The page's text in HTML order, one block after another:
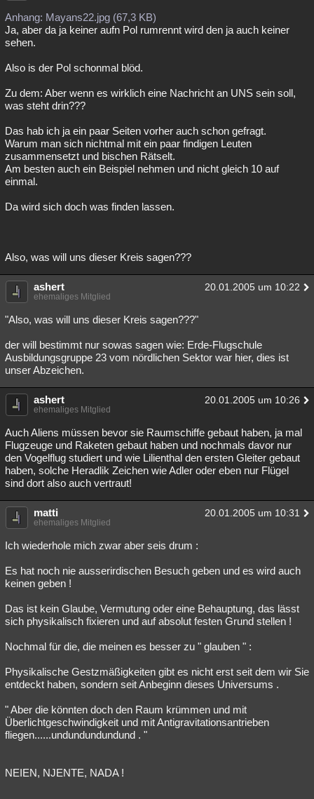
Anhang: Mayans22.jpg (67,3 KB)
Ja, aber da ja keiner aufn Pol rumrennt wird den ja auch keiner
sehen.
Also is der Pol schonmal blöd.
Zu dem: Aber wenn es wirklich eine Nachricht an UNS sein soll,
was steht drin???
Das hab ich ja ein paar Seiten vorher auch schon gefragt.
Warum man sich nichtmal mit ein paar findigen Leuten
zusammensetzt und bischen Rätselt.
Am besten auch ein Beispiel nehmen und nicht gleich 10 auf
einmal.
Da wird sich doch was finden lassen.
Also, was will uns dieser Kreis sagen???
ashert 20.01.2005 um 10:22
ehemaliges Mitglied
"Also, was will uns dieser Kreis sagen???"
der will bestimmt nur sowas sagen wie: Erde-Flugschule
Ausbildungsgruppe 23 vom nördlichen Sektor war hier, dies ist
unser Abzeichen.
ashert 20.01.2005 um 10:26
ehemaliges Mitglied
Auch Aliens müssen bevor sie Raumschiffe gebaut haben, ja mal
Flugzeuge und Raketen gebaut haben und nochmals davor nur
den Vogelflug studiert und wie Lilienthal den ersten Gleiter gebaut
haben, solche Heradlik Zeichen wie Adler oder eben nur Flügel
sind dort also auch vertraut!
matti 20.01.2005 um 10:31
ehemaliges Mitglied
Ich wiederhole mich zwar aber seis drum :
Es hat noch nie ausserirdischen Besuch geben und es wird auch
keinen geben !
Das ist kein Glaube, Vermutung oder eine Behauptung, das lässt
sich physikalisch fixieren und auf absolut festen Grund stellen !
Nochmal für die, die meinen es besser zu " glauben " :
Physikalische Gestzmäßigkeiten gibt es nicht erst seit dem wir Sie
entdeckt haben, sondern seit Anbeginn dieses Universums .
" Aber die könnten doch den Raum krümmen und mit
Überlichtgeschwindigkeit und mit Antigravitationsantrieben
fliegen......undundundundund . "
NEIEN, NJENTE, NADA !